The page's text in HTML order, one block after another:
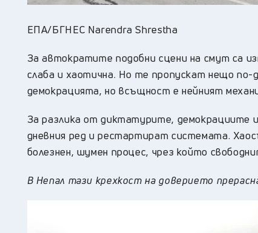
ЕПА/БГНЕС Narendra Shrestha
За автократите подобни сцени на смут са
слаба и хаотична. Но те пропускат нещо
демокрацията, но всъщност е нейният
За разлика от диктатурите, демокрациите
дневния ред и рестартират системата.
болезнен, шумен процес, чрез който
В Непал тази крехкост на доверието